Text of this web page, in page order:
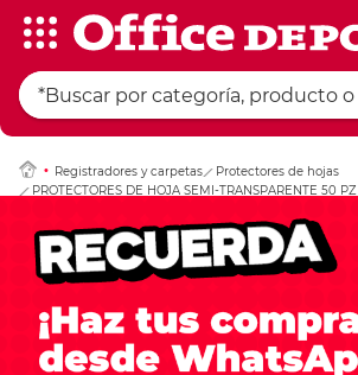
Registradores y carpetas
Protectores de hojas
PROTECTORES DE HOJA SEMI-TRANSPARENTE 50 PZ